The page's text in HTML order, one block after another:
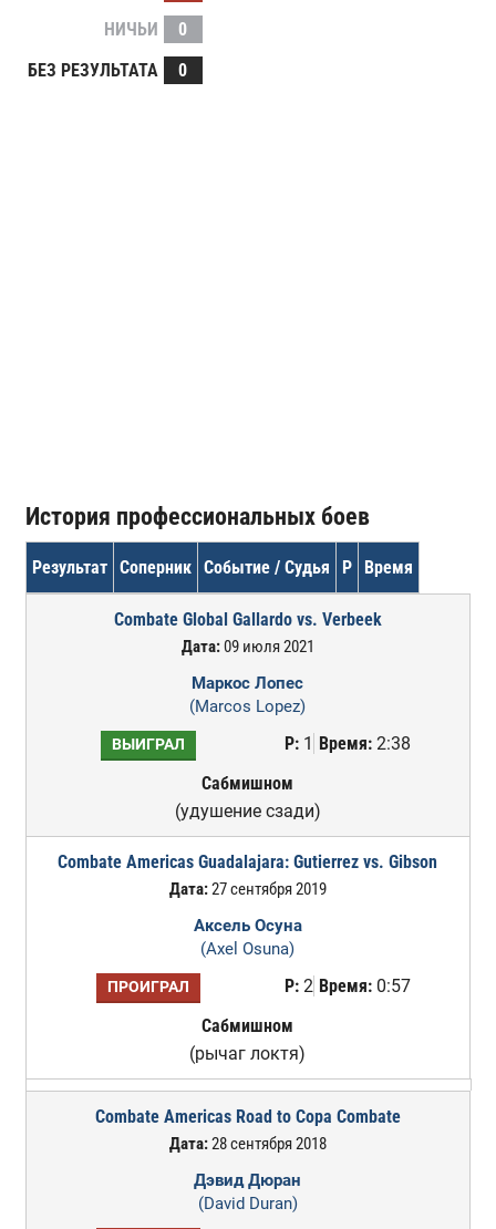
НИЧЬИ
0
БЕЗ РЕЗУЛЬТАТА
0
История профессиональных боев
Результат Соперник Событие / Судья Р Время
Combate Global Gallardo vs. Verbeek
Дата:09 июля 2021
Маркос Лопес
(Marcos Lopez)
ВЫИГРАЛ Р:1 Время:2:38
Сабмишном
(удушение сзади)
Combate Americas Guadalajara: Gutierrez vs. Gibson
Дата:27 сентября 2019
Аксель Осуна
(Axel Osuna)
ПРОИГРАЛ Р:2 Время:0:57
Сабмишном
(рычаг локтя)
Combate Americas Road to Copa Combate
Дата:28 сентября 2018
Дэвид Дюран
(David Duran)